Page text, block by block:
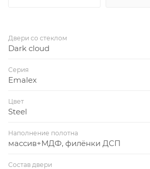
Двери со стеклом
Dark cloud
Серия
Emalex
Цвет
Steel
Наполнение полотна
массив+МДФ, филёнки ДСП
Состав двери